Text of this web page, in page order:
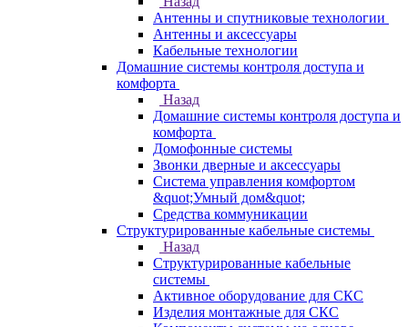
Антенны и спутниковые технологии
Антенны и аксессуары
Кабельные технологии
Домашние системы контроля доступа и
комфорта
Назад
Домашние системы контроля доступа и
комфорта
Домофонные системы
Звонки дверные и аксессуары
Система управления комфортом
&quot;Умный дом&quot;
Средства коммуникации
Структурированные кабельные системы
Назад
Структурированные кабельные
системы
Активное оборудование для СКС
Изделия монтажные для СКС